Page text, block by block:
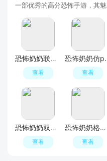
一部优秀的高分恐怖手游，其
恐怖奶奶联机版
查看
恐怖
查看
恐怖奶奶双菜单版本内置版最新版(内置七七菜单+格林菜单)
查看
恐怖奶奶格林菜单内置版最新版本
查看